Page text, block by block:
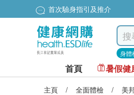
首次驗身指引及推介
身體
首頁 暑假健
主頁 / 全面體檢 / 美